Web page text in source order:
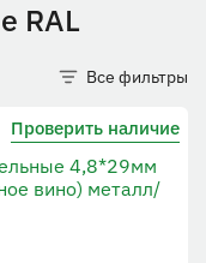
RAL
Все фильтры
Проверить наличие
4,8*29мм
вино) металл/